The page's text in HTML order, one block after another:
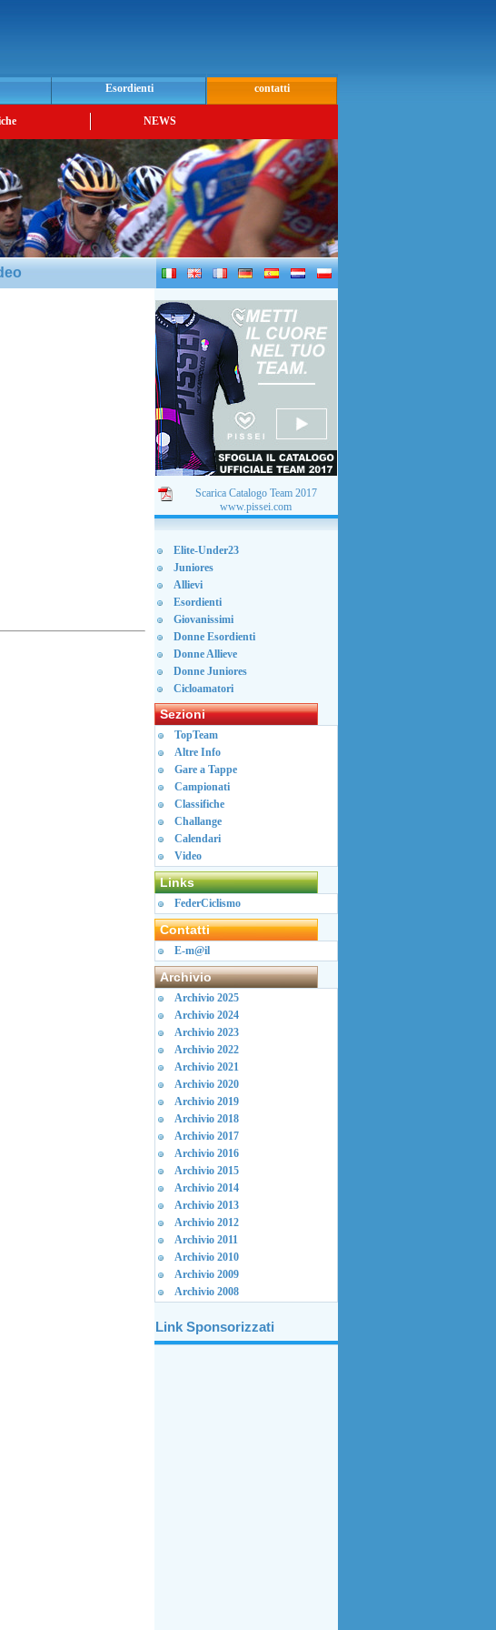
Esordienti contatti
NEWS
Scarica Catalogo Team 2017
www.pissei.com
Elite-Under23
Juniores
Allievi
Esordienti
Giovanissimi
Donne Esordienti
Donne Allieve
Donne Juniores
Cicloamatori
Sezioni
TopTeam
Altre Info
Gare a Tappe
Campionati
Classifiche
Challange
Calendari
Video
Links
FederCiclismo
Contatti
E-m@il
Archivio
Archivio 2025
Archivio 2024
Archivio 2023
Archivio 2022
Archivio 2021
Archivio 2020
Archivio 2019
Archivio 2018
Archivio 2017
Archivio 2016
Archivio 2015
Archivio 2014
Archivio 2013
Archivio 2012
Archivio 2011
Archivio 2010
Archivio 2009
Archivio 2008
Link Sponsorizzati